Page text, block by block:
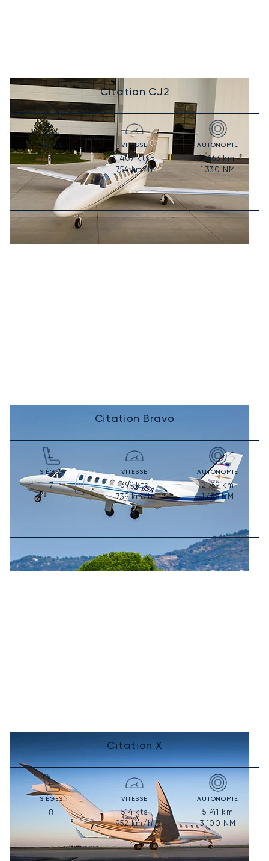
Citation CJ2
SIÈGES
6
VITESSE
407kts
754km/h
AUTONOMIE
2 463km
1 330 NM
Citation Bravo
SIÈGES
7
VITESSE
399kts
739km/h
AUTONOMIE
2 769km
1 495NM
Citation X
SIÈGES
8
VITESSE
514kts
952km/h
AUTONOMIE
5 741 km
3 100 NM